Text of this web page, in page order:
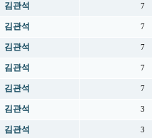
김관석 7
김관석 7
김관석 7
김관석 7
김관석 7
김관석 3
김관석 3